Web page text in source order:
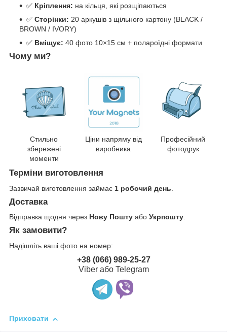
✅ Кріплення: на кільця, які розщіпаються
✅ Сторінки: 20 аркушів з щільного картону (BLACK /
BROWN / IVORY)
✅ Вміщує: 40 фото 10×15 см + полароїдні формати
Чому ми?
Стильно
збережені
моменти
Ціни напряму від
виробника
Професійний
фотодрук
Терміни виготовлення
Зазвичай виготовлення займає 1 робочий день
Доставка
Відправка щодня через Нову Пошту або Укрпошту.
Як замовити?
Надішліть ваші фото на номер:
+38 (066) 989-25-27
Viber або Telegram
Приховати